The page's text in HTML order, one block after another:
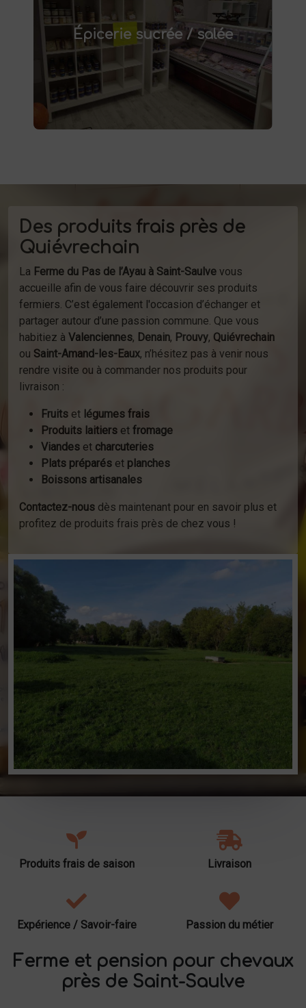
Épicerie sucrée / salée
Découvrez notre
épicerie sucrée et salée à
Saint-Saulve
. Confitures artisanales,
conserves maison, plats préparés et bien
d'autres produits fermiers vous attendent.
Profitez de la vente directe de
produits
d'épicerie
à la ferme ou de notre service de
livraison.
Des produits frais près de
Quiévrechain
La Ferme du Pas de l’Ayau à Saint-Saulve vous
accueille afin de vous faire découvrir ses produits
fermiers. C’est également l'occasion d’échanger et
partager autour d’une passion commune. Que vous
habitiez à Valenciennes, Denain, Prouvy, Quiévrechain
ou Saint-Amand-les-Eaux, n’hésitez pas à venir nous
rendre visite ou à commander nos produits pour
livraison :
Fruits et légumes frais
Produits laitiers et fromage
Viandes et charcuteries
Plats préparés et planches
Boissons artisanales
Contactez-nous dès maintenant pour en savoir plus et
profitez de produits frais près de chez vous !
Produits frais de saison Livraison
Expérience / Savoir-faire Passion du métier
Ferme et pension pour chevaux
près de Saint-Saulve